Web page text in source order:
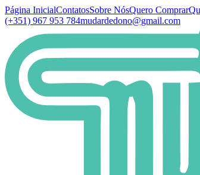
Página InicialContatosSobre NósQuero Comprar
(+351) 967 953 784mudardedono@gmail.com